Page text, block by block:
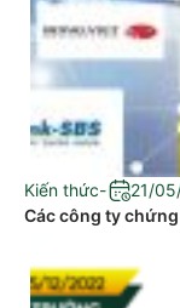
Kiến thức-
21/
Các công ty